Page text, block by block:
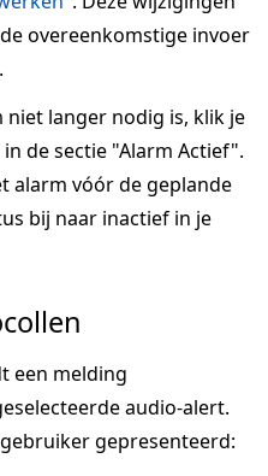
overeenkomstige invoer
niet langer nodig is, klik je
de sectie "Alarm Actief".
alarm vóór de geplande
bij naar inactief in je
een melding
audio-alert.
gepresenteerd: